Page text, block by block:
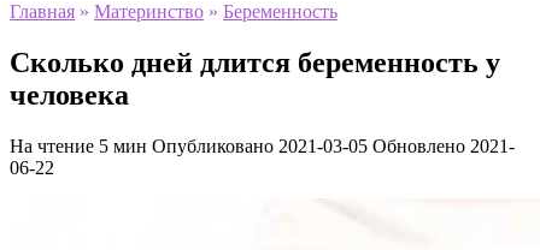
Главная » Материнство » Беременность
Сколько дней длится беременность у
человека
На чтение 5 мин Опубликовано 2021-03-05 Обновлено 2021-
06-22